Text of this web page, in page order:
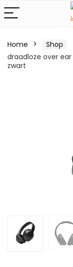
Home Shop
draadloze over ear
zwart